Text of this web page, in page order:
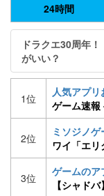
24時間
ドラクエ30周年
がいい？
1位
人気アプ
ゲーム速報
2位
ミソジノゲ
ワイ「エ
3位
ゲームのア
【シャド